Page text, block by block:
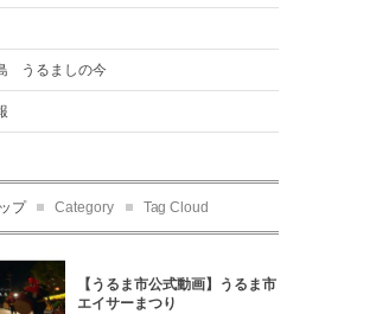
うるましの今
プ Category Tag Cloud
【うるま市公式動画】うるま市
エイサーまつり